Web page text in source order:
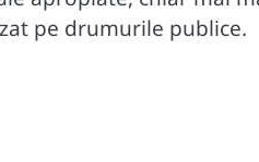
pe drumurile publice.